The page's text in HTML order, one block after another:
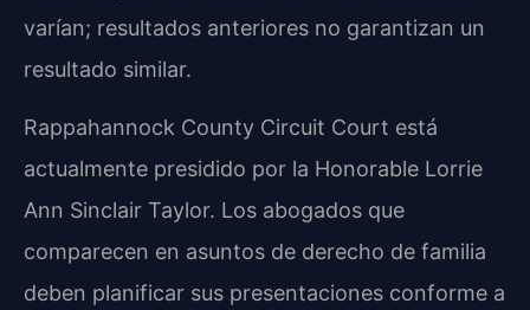
varían; resultados anteriores no garantizan un
resultado similar.
Rappahannock County Circuit Court está
actualmente presidido por la Honorable Lorrie
Ann Sinclair Taylor. Los abogados que
comparecen en asuntos de derecho de familia
deben planificar sus presentaciones conforme a